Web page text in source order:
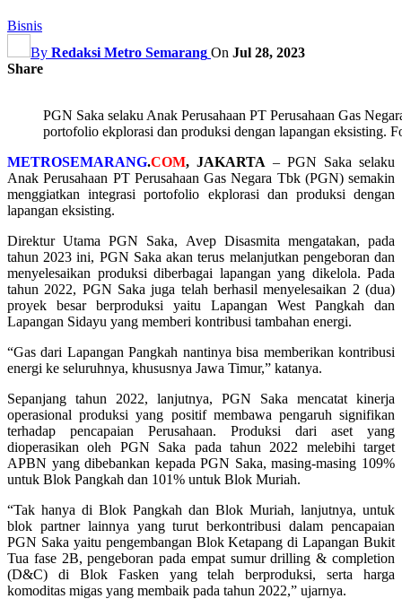
Bisnis
By Redaksi Metro Semarang On Jul 28, 2023
Share
PGN Saka selaku Anak Perusahaan PT Perusahaan Gas
portofolio ekplorasi dan produksi dengan lapangan eksisting.
METROSEMARANG.COM, JAKARTA – PGN Saka selaku
Anak Perusahaan PT Perusahaan Gas Negara Tbk (PGN) semakin
menggiatkan integrasi portofolio ekplorasi dan produksi dengan
lapangan eksisting.
Direktur Utama PGN Saka, Avep Disasmita mengatakan, pada
tahun 2023 ini, PGN Saka akan terus melanjutkan pengeboran dan
menyelesaikan produksi diberbagai lapangan yang dikelola. Pada
tahun 2022, PGN Saka juga telah berhasil menyelesaikan 2 (dua)
proyek besar berproduksi yaitu Lapangan West Pangkah dan
Lapangan Sidayu yang memberi kontribusi tambahan energi.
“Gas dari Lapangan Pangkah nantinya bisa memberikan kontribusi
energi ke seluruhnya, khususnya Jawa Timur,” katanya.
Sepanjang tahun 2022, lanjutnya, PGN Saka mencatat kinerja
operasional produksi yang positif membawa pengaruh signifikan
terhadap pencapaian Perusahaan. Produksi dari aset yang
dioperasikan oleh PGN Saka pada tahun 2022 melebihi target
APBN yang dibebankan kepada PGN Saka, masing-masing 109%
untuk Blok Pangkah dan 101% untuk Blok Muriah.
“Tak hanya di Blok Pangkah dan Blok Muriah, lanjutnya, untuk
blok partner lainnya yang turut berkontribusi dalam pencapaian
PGN Saka yaitu pengembangan Blok Ketapang di Lapangan Bukit
Tua fase 2B, pengeboran pada empat sumur drilling & completion
(D&C) di Blok Fasken yang telah berproduksi, serta harga
komoditas migas yang membaik pada tahun 2022,” ujarnya.